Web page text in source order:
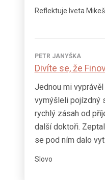
Reflektuje Iveta
PETR JANYŠKA
Divíte se, že
Jednou mi
vymýšleli pojízdný
rychlý zásah od
další doktoři.
se pod ním dalo
Slovo